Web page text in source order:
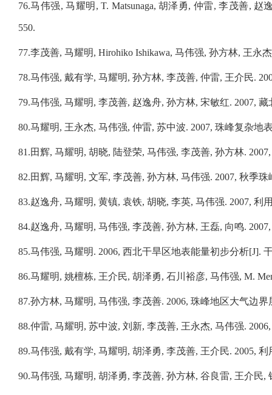
76.马伟强,马耀明 , T. Matsunaga, 胡泽勇, 仲雷,李茂善, 赵
550.
77.李茂善, 马耀明, Hirohiko Ishikawa, 马伟强, 孙方林, 王永杰
78.马伟强, 戴有学, 马耀明, 孙方林, 李茂善, 仲雷, 王介民.
79.马伟强, 马耀明, 李茂善, 赵逸舟, 孙方林, 宋敏红. 2007, 藏
80.马耀明, 王永杰, 马伟强, 仲雷, 苏中波. 2007, 珠峰复杂地
81.田辉, 马耀明, 胡晓, 陆登荣, 马伟强, 李茂善, 孙方林.
82.田辉, 马耀明, 文军, 李茂善, 孙方林, 马伟强. 2007, 秋季珠
83.赵逸舟, 马耀明, 黄镇, 袁铁, 胡晓, 李英, 马伟强. 2007, 利
84.赵逸舟, 马耀明, 马伟强, 李茂善, 孙方林, 王磊, 向鸣.
85.马伟强, 马耀明. 2006, 西北干旱区地表能量初步分析[J].
86.马耀明, 姚檀栋, 王介民, 胡泽勇, 石川裕彦, 马伟强, M.
87.孙方林, 马耀明, 马伟强, 李茂善. 2006, 珠峰地区大气边界
88.仲雷, 马耀明, 苏中波, 刘新, 李茂善, 王永杰, 马伟强.
89.马伟强, 戴有学, 马耀明, 胡泽勇, 李茂善, 王介民. 2005, 利
90.马伟强, 马耀明, 胡泽勇, 李茂善, 孙方林, 谷良雷, 王介民,